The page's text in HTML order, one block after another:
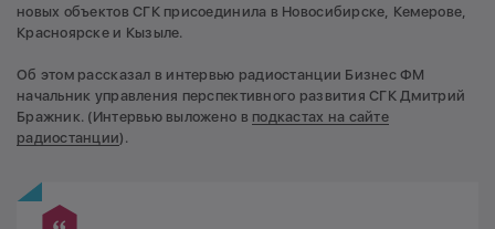
новых объектов СГК присоединила в Новосибирске, Кемерове,
Красноярске и Кызыле.
Об этом рассказал в интервью радиостанции Бизнес ФМ
начальник управления перспективного развития СГК Дмитрий
Бражник. (Интервью выложено в подкастах на сайте
радиостанции).